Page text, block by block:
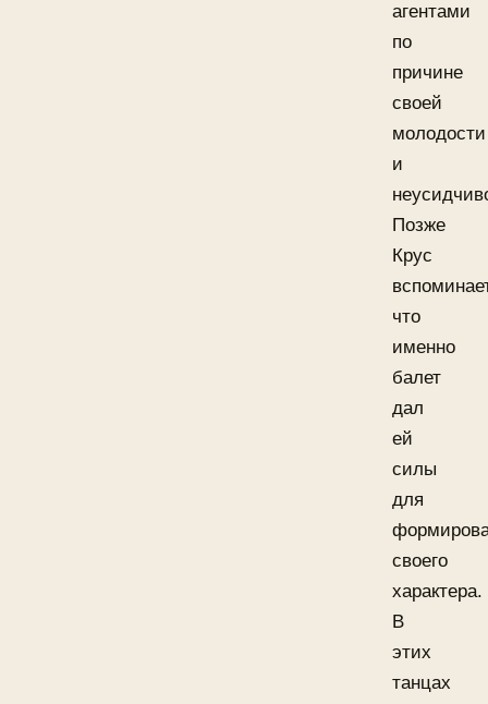
агентами
по
причине
своей
молодости
и
Позже
Крус
что
именно
балет
дал
ей
силы
для
своего
характера.
В
этих
танцах